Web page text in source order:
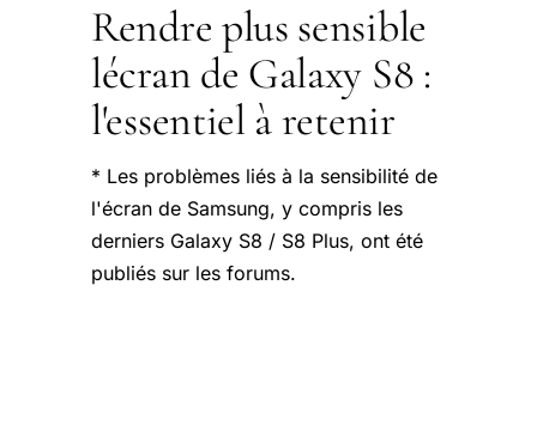
Rendre plus sensible
lécran de Galaxy S8 :
l'essentiel à retenir
* Les problèmes liés à la sensibilité de
l'écran de Samsung, y compris les
derniers Galaxy S8 / S8 Plus, ont été
publiés sur les forums.